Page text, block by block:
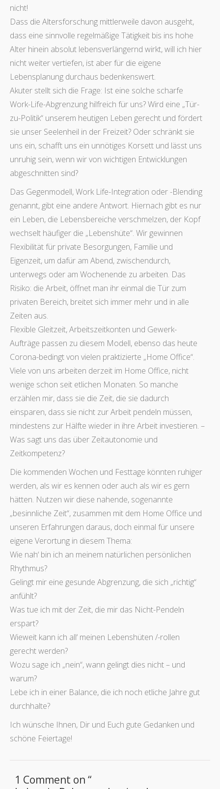
nicht!
Dass die Altersforschung mittlerweile davon ausgeht,
dass eine sinnvolle regelmäßige Tätigkeit bis ins hohe
Alter hinein absolut lebensverlängernd wirkt, will ich hier
nicht weiter vertiefen, ist aber für die eigene
Lebensplanung durchaus bedenkenswert.
Akuter stellt sich die Frage: Ist eine solche scharfe
Work-Life-Abgrenzung hilfreich für uns? Wird eine „Tür-
zu-Politik“ unserem heutigen Leben gerecht und fördert
sie unser Seelenheil in der Freizeit? Oder schränkt sie
uns ein, schafft uns ein unnötiges Korsett und lässt uns
unruhig sein, wenn wir von wichtigen Entwicklungen
abgeschnitten sind?
Das Gegenmodell, Work Life-Integration oder -Blending
genannt, gibt eine andere Antwort. Hiernach gibt es nur
ein Leben, die Lebensbereiche verschmelzen, der Kopf
wechselt häufiger die „Lebenshüte“. Wir gewinnen
Flexibilität für private Besorgungen, Familie und
Eigenzeit, um dafür am Abend, zwischendurch,
unterwegs oder am Wochenende zu arbeiten. Das
Risiko: die Arbeit, öffnet man ihr einmal die Tür zum
privaten Bereich, breitet sich immer mehr und in alle
Zeiten aus.
Flexible Gleitzeit, Arbeitszeitkonten und Gewerk-
Aufträge passen zu diesem Modell, ebenso das heute
Corona-bedingt von vielen praktizierte „Home Office“.
Viele von uns arbeiten derzeit im Home Office, nicht
wenige schon seit etlichen Monaten. So manche
erzählen mir, dass sie die Zeit, die sie dadurch
einsparen, dass sie nicht zur Arbeit pendeln müssen,
mindestens zur Hälfte wieder in ihre Arbeit investieren. –
Was sagt uns das über Zeitautonomie und
Zeitkompetenz?
Die kommenden Wochen und Festtage könnten ruhiger
werden, als wir es kennen oder auch als wir es gern
hätten. Nutzen wir diese nahende, sogenannte
„besinnliche Zeit“, zusammen mit dem Home Office und
unseren Erfahrungen daraus, doch einmal für unsere
eigene Verortung in diesem Thema:
Wie nah‘ bin ich an meinem natürlichen persönlichen
Rhythmus?
Gelingt mir eine gesunde Abgrenzung, die sich „richtig“
anfühlt?
Was tue ich mit der Zeit, die mir das Nicht-Pendeln
erspart?
Wieweit kann ich all‘ meinen Lebenshüten /-rollen
gerecht werden?
Wozu sage ich „nein“, wann gelingt dies nicht – und
warum?
Lebe ich in einer Balance, die ich noch etliche Jahre gut
durchhalte?
Ich wünsche Ihnen, Dir und Euch gute Gedanken und
schöne Feiertage!
1 Comment on “